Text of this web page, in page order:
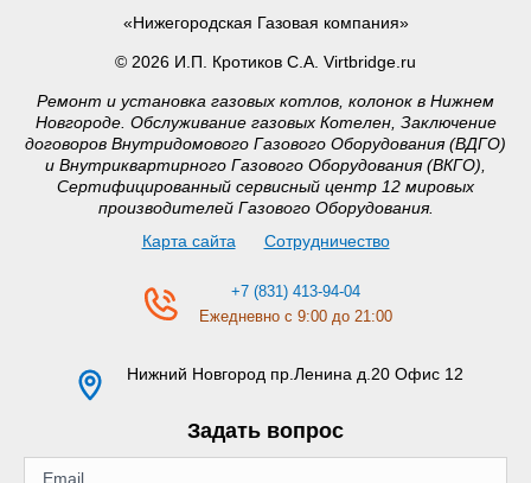
«Нижегородская Газовая компания»
© 2026 И.П. Кротиков С.А. Virtbridge.ru
Ремонт и установка газовых котлов, колонок в Нижнем
Новгороде. Обслуживание газовых Котелен, Заключение
договоров Внутридомового Газового Оборудования (ВДГО)
и Внутриквартирного Газового Оборудования (ВКГО),
Сертифицированный сервисный центр 12 мировых
производителей Газового Оборудования.
Карта сайта
Сотрудничество
+7 (831) 413-94-04
Ежедневно с 9:00 до 21:00
Нижний Новгород пр.Ленина д.20 Офис 12
Задать вопрос